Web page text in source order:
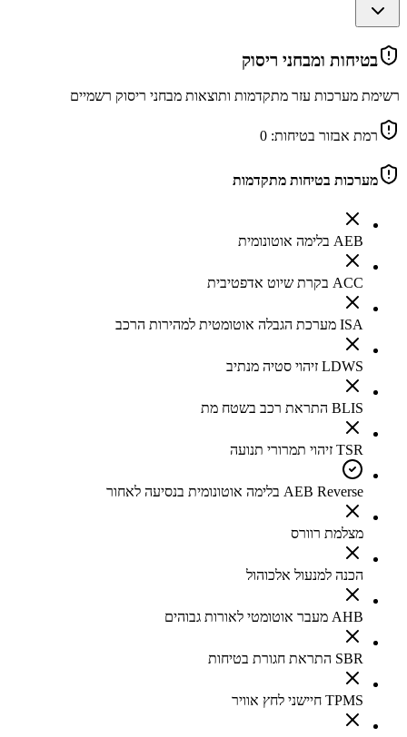
בטיחות ומבחני ריסוק
רשימת מערכות עזר מתקדמות ותוצאות מבחני ריסוק רשמיים
רמת אבזור בטיחות: 0
מערכות בטיחות מתקדמות
AEB בלימה אוטונומית
ACC בקרת שיוט אדפטיבית
ISA מערכת הגבלה אוטומטית למהירות הרכב
LDWS זיהוי סטיה מנתיב
BLIS התראת רכב בשטח מת
TSR זיהוי תמרורי תנועה
AEB Reverse בלימה אוטונומית בנסיעה לאחור
מצלמת רוורס
הכנה למנעול אלכוהול
AHB מעבר אוטומטי לאורות גבוהים
SBR התראת חגורת בטיחות
TPMS חיישני לחץ אוויר